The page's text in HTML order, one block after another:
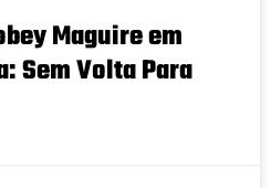
Maguire em
Sem Volta Para